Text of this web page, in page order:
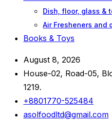
Dish, floor, glass &
Air Fresheners and
Books & Toys
August 8, 2026
House-02, Road-05,
1219.
+8801770-525484
asolfoodltd@gmail.com